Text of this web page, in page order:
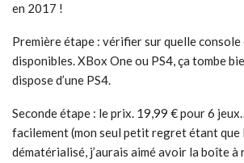
en 2017 !
Première étape : vérifier sur quelle
disponibles. XBox One ou PS4, ça tombe
dispose d’une PS4.
Seconde étape : le prix. 19,99 € pour 6
facilement (mon seul petit regret étant que
dématérialisé, j’aurais aimé avoir la boîte